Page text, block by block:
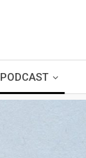
PODCAST